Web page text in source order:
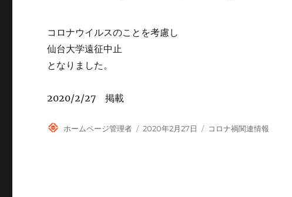
コロナウイルスのことを考慮し
仙台大学遠征中止
となりました。
2020/2/27 掲載
投
ホームページ管理者
投
2020年2月27日
カ
コロナ禍関連情報